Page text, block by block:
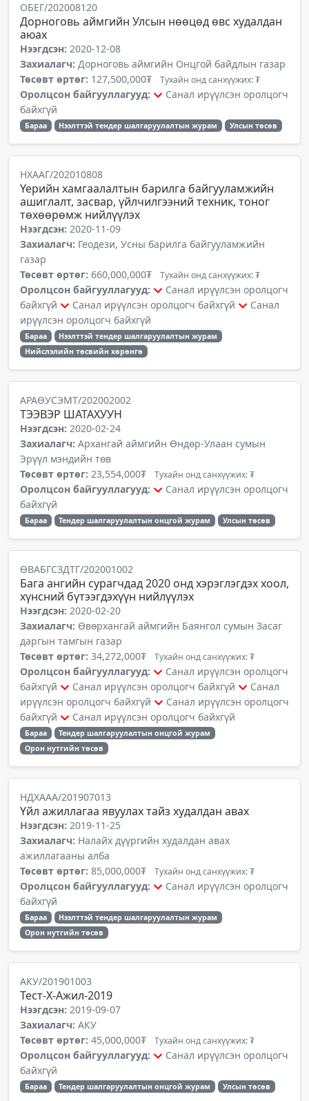
ОБЕГ/202008120
Дорноговь аймгийн Улсын нөөцөд өвс худалдан
аюах
Нээгдсэн: 2020-12-08
Захиалагч: Дорноговь аймгийн Онцгой байдлын газар
Төсөвт өртөг: 127,500,000₮ Тухайн онд санхүүжих: ₮
Оролцсон байгууллагууд:
Санал ирүүлсэн оролцогч
байхгүй
Бараа Нээлттэй тендер шалгаруулалтын журам Улсын төсөв
НХААГ/202010808
Үерийн хамгаалалтын барилга байгууламжийн
ашиглалт, засвар, үйлчилгээний техник, тоног
төхөөрөмж нийлүүлэх
Нээгдсэн: 2020-11-09
Захиалагч: Геодези, Усны барилга байгууламжийн
газар
Төсөвт өртөг: 660,000,000₮ Тухайн онд санхүүжих: ₮
Оролцсон байгууллагууд:
Санал ирүүлсэн оролцогч
байхгүй
Санал ирүүлсэн оролцогч байхгүй
Санал
ирүүлсэн оролцогч байхгүй
Бараа
Нээлттэй тендер шалгаруулалтын журам
Нийслэлийн төсвийн хөрөнгө
АРАӨУСЭМТ/202002002
ТЭЭВЭР ШАТАХУУН
Нээгдсэн: 2020-02-24
Захиалагч: Архангай аймгийн Өндөр-Улаан сумын
Эрүүл мэндийн төв
Төсөвт өртөг: 23,554,000₮ Тухайн онд санхүүжих: ₮
Оролцсон байгууллагууд:
Санал ирүүлсэн оролцогч
байхгүй
Бараа Тендер шалгаруулалтын онцгой журам Улсын төсөв
ӨВАБГСЗДТГ/202001002
Бага ангийн сурагчдад 2020 онд хэрэглэгдэх хоол,
хүнсний бүтээгдэхүүн нийлүүлэх
Нээгдсэн: 2020-02-20
Захиалагч: Өвөрхангай аймгийн Баянгол сумын Засаг
даргын тамгын газар
Төсөвт өртөг: 34,272,000₮ Тухайн онд санхүүжих: ₮
Оролцсон байгууллагууд:
Санал ирүүлсэн оролцогч
байхгүй
Санал ирүүлсэн оролцогч байхгүй
Санал
ирүүлсэн оролцогч байхгүй
Санал ирүүлсэн оролцогч
байхгүй
Санал ирүүлсэн оролцогч байхгүй
Бараа
Тендер шалгаруулалтын онцгой журам
Орон нутгийн төсөв
НДХААА/201907013
Үйл ажиллагаа явуулах тайз худалдан авах
Нээгдсэн: 2019-11-25
Захиалагч: Налайх дүүргийн худалдан авах
ажиллагааны алба
Төсөвт өртөг: 85,000,000₮ Тухайн онд санхүүжих: ₮
Оролцсон байгууллагууд:
Санал ирүүлсэн оролцогч
байхгүй
Бараа
Нээлттэй тендер шалгаруулалтын журам
Орон нутгийн төсөв
АКУ/201901003
Тест-Х-Ажил-2019
Нээгдсэн: 2019-09-07
Захиалагч: АКУ
Төсөвт өртөг: 45,000,000₮ Тухайн онд санхүүжих: ₮
Оролцсон байгууллагууд:
Санал ирүүлсэн оролцогч
байхгүй
Бараа Тендер шалгаруулалтын онцгой журам Улсын төсөв